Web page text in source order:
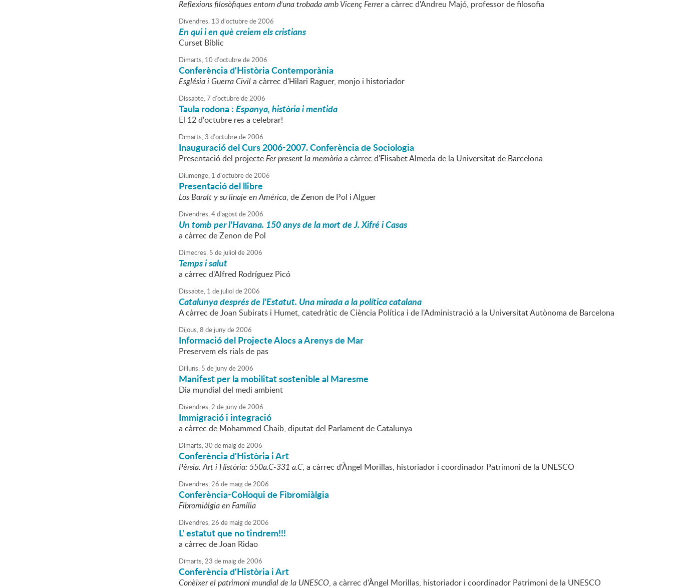
Reflexions filosòfiques entorn d'una trobada amb Vicenç Ferrera càrrec d'Andreu Majó, professor de filosofia
Divendres, 13 d'octubrede2006
En qui i en què creiem els cristians
Curset Bíblic
Dimarts, 10 d'octubrede2006
Conferència d'Història Contemporània
Església i Guerra Civila càrrec d'Hilari Raguer, monjo i historiador
Dissabte,7 d'octubrede2006
Taula rodona :Espanya, història i mentida
El 12 d'octubre res a celebrar!
Dimarts,3 d'octubrede2006
Inauguració del Curs 2006-2007. Conferència de Sociologia
Presentació del projecteFer present la memòriaa càrrec d'Elisabet Almeda de la Universitat de Barcelona
Diumenge, 1 d'octubrede2006
Presentació del llibre
Los Baralt y su linaje en América, de Zenon de Pol i Alguer
Divendres,4d'agostde2006
Un tomb per l'Havana. 150 anys de la mort de J. Xifré i Casas
a càrrec de Zenon de Pol
Dimecres, 5 de juliol de2006
Temps i salut
a càrrec d'Alfred Rodríguez Picó
Dissabte, 1 de juliol de2006
Catalunya després de l'Estatut. Una mirada a la política catalana
A càrrec de Joan Subirats i Humet, catedràtic de Ciència Política i de l'Administració a la Universitat Autònoma de Barcelona
Dijous,8 de junyde2006
Informació del Projecte Alocs a Arenys de Mar
Preservem els rials de pas
Dilluns, 5 de junyde2006
Manifest per la mobilitat sostenible al Maresme
Dia mundial del medi ambient
Divendres,2 de junyde2006
Immigració i integració
a càrrec de Mohammed Chaib, diputat del Parlament de Catalunya
Dimarts,30 de maigde2006
Conferència d'Història i Art
Pèrsia. Art i Història: 550a.C-331 a.C, a càrrec d'Àngel Morillas, historiador i coordinador Patrimoni de la UNESCO
Divendres,26 de maigde2006
Conferència-Col·loqui de Fibromiàlgia
Fibromiàlgia en Família
Divendres,26 de maigde2006
L' estatut que no tindrem!!!
a càrrec de Joan Ridao
Dimarts,23 de maigde2006
Conferència d'Història i Art
Conèixer el patrimoni mundial de la UNESCO, a càrrec d'Àngel Morillas, historiador i coordinador Patrimoni de la UNESCO